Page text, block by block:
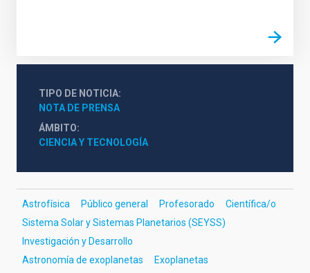
TIPO DE NOTICIA
NOTA DE PRENSA
ÁMBITO
CIENCIA Y TECNOLOGÍA
Astrofísica Público general Profesorado
Científica/o
Sistema Solar y Sistemas Planetarios (SEYSS)
Investigación y Desarrollo
Astronomía de exoplanetas
Exoplanetas